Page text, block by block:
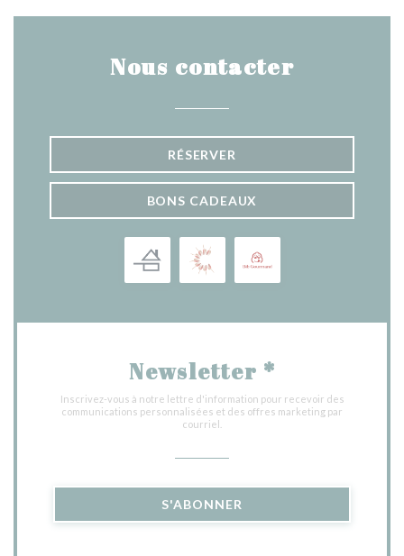
Nous contacter
RÉSERVER
BONS CADEAUX
Newsletter *
Inscrivez-vous à notre lettre d'information pour recevoir des
communications personnalisées et des offres marketing par
courriel.
S'ABONNER